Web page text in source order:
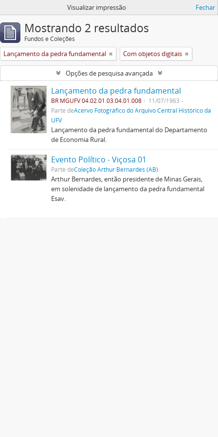
Visualizar impressão Fechar
Mostrando 2 resultados
Fundos e Coleções
Lançamento da pedra fundamental Com objetos digitais
Opções de pesquisa avançada
Lançamento da pedra fundamental
BR MGUFV 04.02.01.03.04.01.008
11/07/1963
Parte deAcervo Fotográfico do Arquivo Central Histórico da
UFV
Lançamento da pedra fundamental do Departamento
de Economia Rural.
Evento Político - Viçosa 01
Parte deColeção Arthur Bernardes (AB)
Arthur Bernardes, então presidente de Minas Gerais,
em solenidade de lançamento da pedra fundamental
Esav.